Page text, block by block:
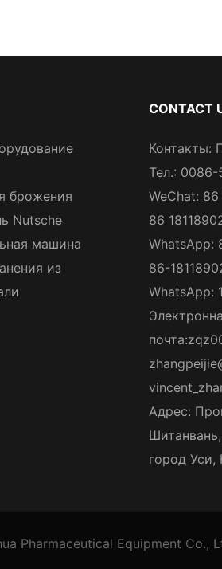
брожения
Nutsche
машина
из
CONTACT
Контакты:
Тел.: 0086-
WeChat:
86
WhatsApp:
86-
WhatsApp:
почта:
Адрес:
город Уси,
Pharmaceutical Equipment Co.,